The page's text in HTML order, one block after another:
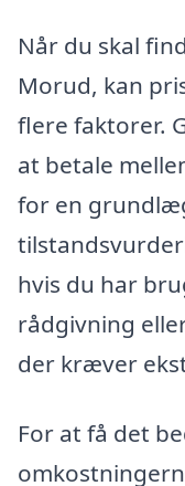
Når du skal
Morud, kan
flere faktorer.
at betale
for en
hvis du har
rådgivning
der kræver
For at få det